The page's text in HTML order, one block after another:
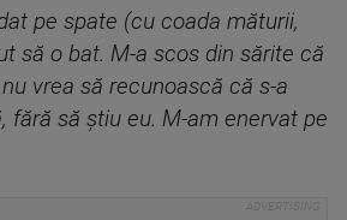
pe spate (cu coada măturii,
să o bat. M-a scos din sărite că
vrea să recunoască că s-a
fără să ştiu eu. M-am enervat pe